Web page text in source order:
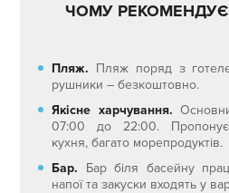
ЧОМУ
Пляж. Пляж поряд з
рушники – безкоштовно.
Якісне харчування.
07:00 до 22:00.
кухня, багато морепродуктів.
Бар. Бар біля басейну
напої та закуски входять у